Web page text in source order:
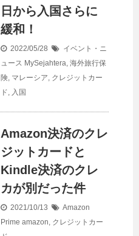
日から入国さらに
緩和！
2022/05/28
イベント・ニ
ュース MySejahtera, 海外旅行保
険, マレーシア, クレジットカー
ド, 入国
Amazon決済のクレ
ジットカードと
Kindle決済のクレ
カが別だった件
2021/10/13
Amazon
Prime amazon, クレジットカー